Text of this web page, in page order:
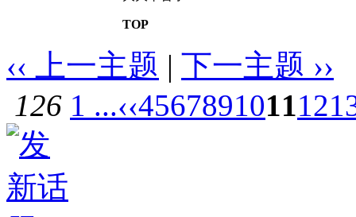
TOP
‹‹ 上一主题 | 下一主题 ››
126 1 ...‹‹456789101112